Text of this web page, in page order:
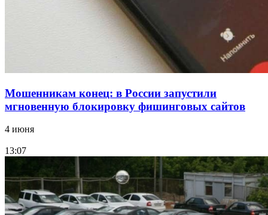
Мошенникам конец: в России запустили
мгновенную блокировку фишинговых сайтов
4 июня
13:07